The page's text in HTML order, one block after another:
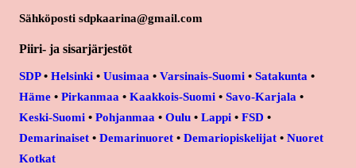
Sähköposti sdpkaarina@gmail.com
Piiri- ja sisarjärjestöt
SDP• Helsinki • Uusimaa • Varsinais-Suomi • Satakunta •
Häme • Pirkanmaa • Kaakkois-Suomi • Savo-Karjala •
Keski-Suomi • Pohjanmaa • Oulu • Lappi • FSD •
Demarinaiset • Demarinuoret • Demariopiskelijat • Nuoret
Kotkat